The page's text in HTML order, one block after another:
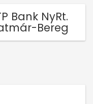
Bank NyRt.
Bereg